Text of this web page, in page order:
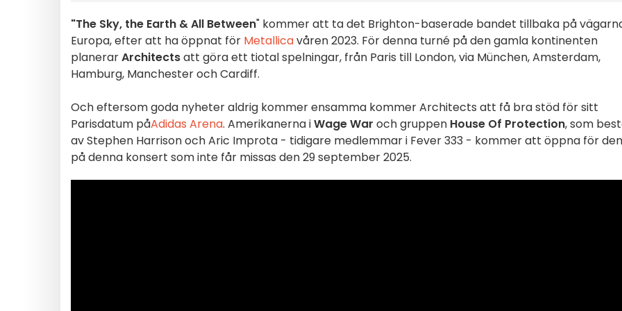
"The Sky, the Earth & All Between" kommer att ta det Brighton-baserade bandet tillbaka på
Europa, efter att ha öppnat för Metallicavåren 2023. För denna turné på den gamla kontinenten
planerarArchitectsatt göra ett tiotal spelningar, från Paris till London, via München, Amsterdam,
Hamburg, Manchester och Cardiff.
Och eftersom goda nyheter aldrig kommer ensamma kommer Architects att få bra stöd för sitt
Parisdatum påAdidas Arena. Amerikanerna iWage War och gruppen House Of Protection, som
av Stephen Harrison och Aric Improta - tidigare medlemmar i Fever 333 - kommer att öppna för
på denna konsert som inte får missas den 29 september 2025.